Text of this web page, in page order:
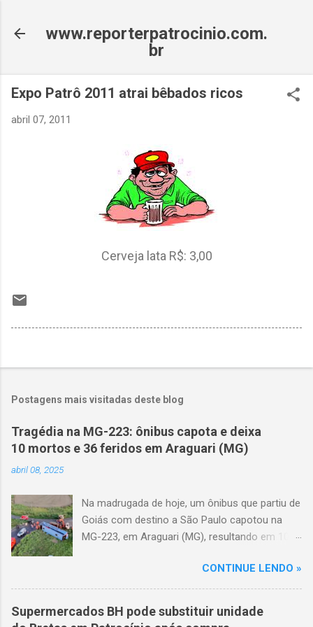
www.reporterpatrocinio.com.
br
Expo Patrô 2011 atrai bêbados ricos
abril 07, 2011
Cerveja lata R$: 3,00
Postagens mais visitadas deste blog
Tragédia na MG-223: ônibus capota e deixa
10 mortos e 36 feridos em Araguari (MG)
abril 08, 2025
Na madrugada de hoje, um ônibus que partiu de
Goiás com destino a São Paulo capotou na
MG-223, em Araguari (MG), resultando em 10
volta das 3h40, próximo ao trevo de Queixinho,
quando o motorista perdeu o controle do
veículo, atravessou o canteiro central e
capotou em uma alça de acesso. Entre as
CONTINUE LENDO »
Supermercados BH pode substituir unidade